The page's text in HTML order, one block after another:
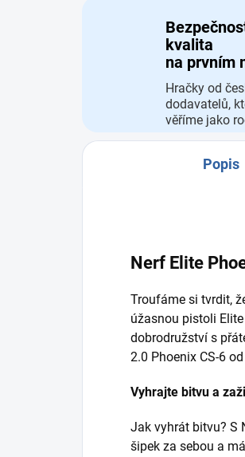
kvalita
na prvním
Hračky od
dodavatelů,
věříme jako
Popis
Nerf Elite
Troufáme si tvrdit,
úžasnou pistoli
dobrodružství s
2.0 Phoenix CS-6
Vyhrajte bitvu a
Jak vyhrát bitvu? S
šipek za sebou a